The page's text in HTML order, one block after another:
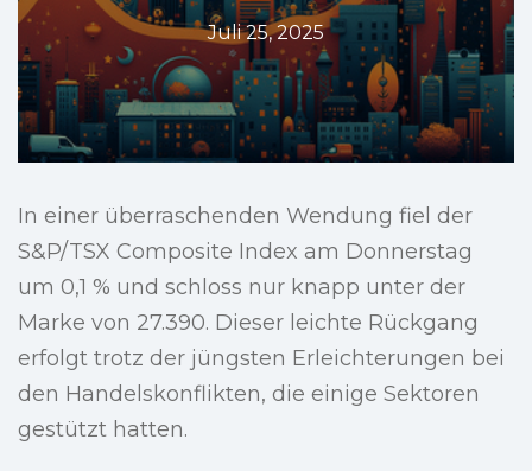
Juli 25, 2025
In einer überraschenden Wendung fiel der
S&P/TSX Composite Index am Donnerstag
um 0,1 % und schloss nur knapp unter der
Marke von 27.390. Dieser leichte Rückgang
erfolgt trotz der jüngsten Erleichterungen bei
den Handelskonflikten, die einige Sektoren
gestützt hatten.